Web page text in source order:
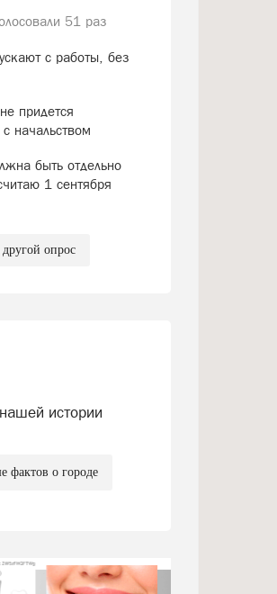
51 раз
с работы, без
придется
начальством
быть отдельно
1 сентября
другой опрос
истории
фактов о городе